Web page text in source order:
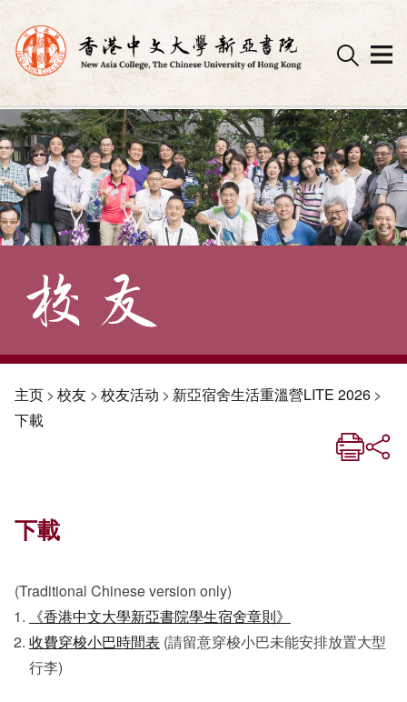
Skip
to
content
主页> 校友 > 校友活动 > 新亞宿舍生活重溫營LITE 2026>
下載
下載
(Traditional Chinese version only)
《香港中文大學新亞書院學生宿舍章則》
收費穿梭小巴時間表 (請留意穿梭小巴未能安排放置大型
行李)